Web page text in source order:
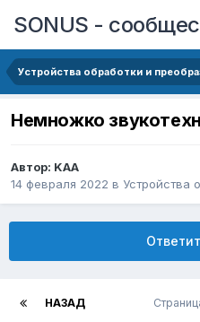
SONUS -
Устройства обработки и
Немножко
Автор: KAA
14 февраля 2022 в Устройства
НАЗАД